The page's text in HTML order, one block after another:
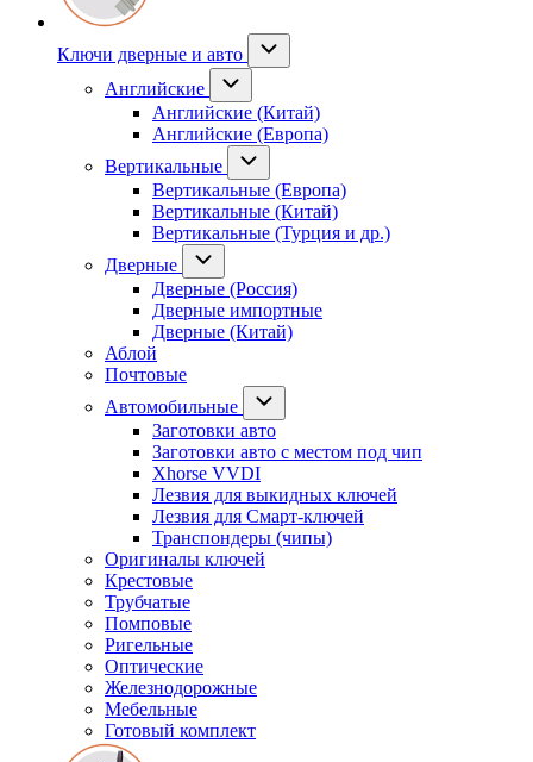
Ключи дверные и авто
Английские
Английские (Китай)
Английские (Европа)
Вертикальные
Вертикальные (Европа)
Вертикальные (Китай)
Вертикальные (Турция и др.)
Дверные
Дверные (Россия)
Дверные импортные
Дверные (Китай)
Аблой
Почтовые
Автомобильные
Заготовки авто
Заготовки авто с местом под чип
Xhorse VVDI
Лезвия для выкидных ключей
Лезвия для Смарт-ключей
Транспондеры (чипы)
Оригиналы ключей
Крестовые
Трубчатые
Помповые
Ригельные
Оптические
Железнодорожные
Мебельные
Готовый комплект